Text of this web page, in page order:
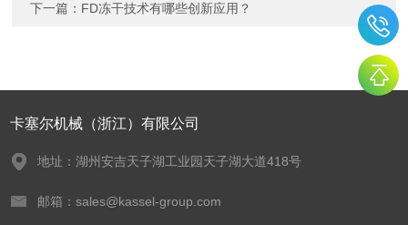
下一篇： FD冻干技术有哪些创新应用？
卡塞尔机械（浙江）有限公司
地址：湖州安吉天子湖工业园天子湖大道418号
邮箱：sales@kassel-group.com